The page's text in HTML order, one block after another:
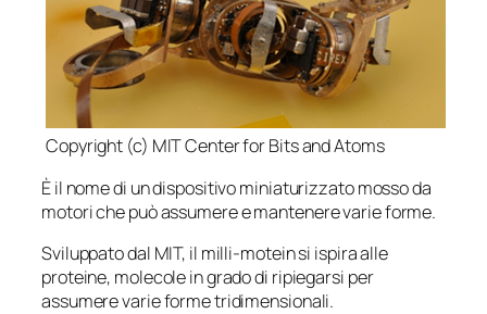
Copyright (c) MIT Center for Bits and Atoms
È il nome di un dispositivo miniaturizzato mosso da
motori che può assumere e mantenere varie forme.
Sviluppato dal MIT, il milli-motein si ispira alle
proteine, molecole in grado di ripiegarsi per
assumere varie forme tridimensionali.